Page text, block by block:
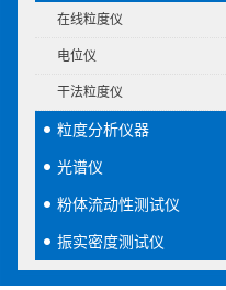
在线粒度仪
电位仪
干法粒度仪
粒度分析仪器
光谱仪
粉体流动性测试仪
振实密度测试仪